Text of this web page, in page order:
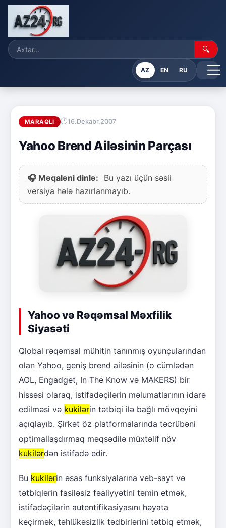
🔍
AZ EN RU
MARAQLI 16.Dekabr.2007
Yahoo Brend Ailəsinin Parçası
🎧 Məqaləni dinlə:
Bu yazı üçün səsli
versiya hələ hazırlanmayıb.
Yahoo və Rəqəmsal Məxfilik
Siyasəti
Qlobal rəqəmsal mühitin tanınmış oyunçularından
olan Yahoo, geniş brend ailəsinin (o cümlədən
AOL, Engadget, In The Know və MAKERS) bir
hissəsi olaraq, istifadəçilərin məlumatlarının idarə
edilməsi və kukilərin tətbiqi ilə bağlı mövqeyini
açıqlayıb. Şirkət öz platformalarında təcrübəni
optimallaşdırmaq məqsədilə müxtəlif növ
kukilərdən istifadə edir.
Bu kukilərin əsas funksiyalarına veb-sayt və
tətbiqlərin fasiləsiz fəaliyyətini təmin etmək,
istifadəçilərin autentifikasiyasını həyata
keçirmək, təhlükəsizlik tədbirlərini tətbiq etmək,